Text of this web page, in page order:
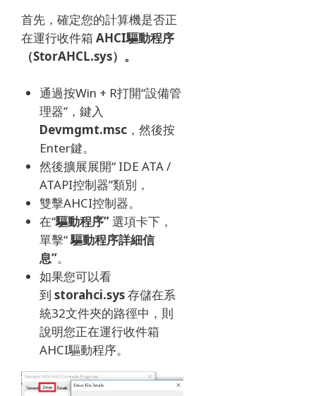
首先，確定您的計算機是否正
在運行收件箱 AHCI驅動程序
（StorAHCL.sys）。
通過按Win + R打開“設備管
理器”，鍵入
Devmgmt.msc ， 然後按
Enter鍵。
然後擴展展開“ IDE ATA /
ATAPI控制器”類別，
雙擊AHCI控制器。
在“驅動程序”選項卡下，
單擊“驅動程序詳細信
息”。
如果您可以看
到 storahci.sys存儲在系
統32文件夾的路徑中，則
說明您正在運行收件箱
AHCI驅動程序。